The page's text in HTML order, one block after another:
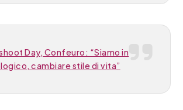
Day, Confeuro: “Siamo in
cambiare stile di vita”